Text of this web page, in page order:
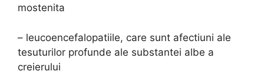
mostenita
– leucoencefalopatiile, care sunt afectiuni ale
tesuturilor profunde ale substantei albe a
creierului